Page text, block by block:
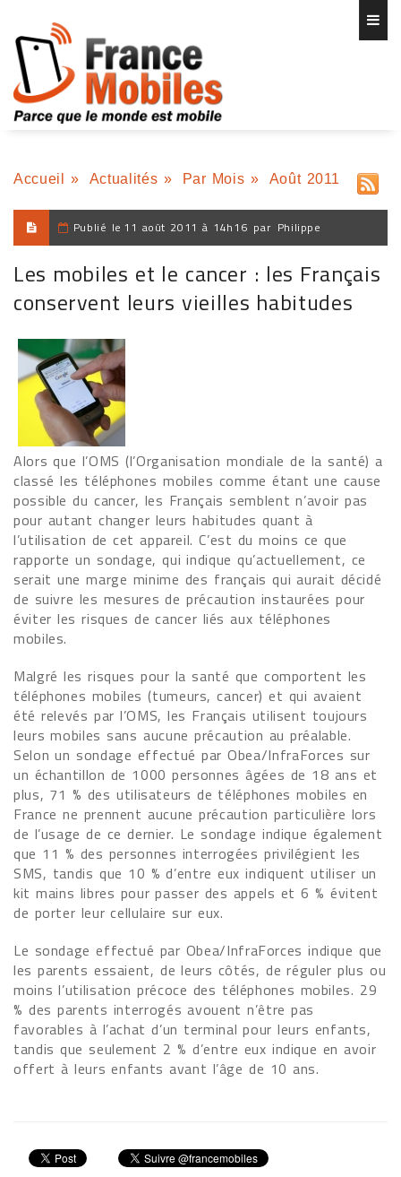
Accueil » Actualités » Par Mois » Août 2011
Publié le 11 août 2011 à 14h16 par Philippe
Les mobiles et le cancer : les Français
conservent leurs vieilles habitudes
Alors que l’OMS (l’Organisation mondiale de la santé) a
classé les téléphones mobiles comme étant une cause
possible du cancer, les Français semblent n’avoir pas
pour autant changer leurs habitudes quant à
l’utilisation de cet appareil. C’est du moins ce que
rapporte un sondage, qui indique qu’actuellement, ce
serait une marge minime des français qui aurait décidé
de suivre les mesures de précaution instaurées pour
éviter les risques de cancer liés aux téléphones
mobiles.
Malgré les risques pour la santé que comportent les
téléphones mobiles (tumeurs, cancer) et qui avaient
été relevés par l’OMS, les Français utilisent toujours
leurs mobiles sans aucune précaution au préalable.
Selon un sondage effectué par Obea/InfraForces sur
un échantillon de 1000 personnes âgées de 18 ans et
plus, 71 % des utilisateurs de téléphones mobiles en
France ne prennent aucune précaution particulière lors
de l’usage de ce dernier. Le sondage indique également
que 11 % des personnes interrogées privilégient les
SMS, tandis que 10 % d’entre eux indiquent utiliser un
kit mains libres pour passer des appels et 6 % évitent
de porter leur cellulaire sur eux.
Le sondage effectué par Obea/InfraForces indique que
les parents essaient, de leurs côtés, de réguler plus ou
moins l’utilisation précoce des téléphones mobiles. 29
% des parents interrogés avouent n’être pas
favorables à l’achat d’un terminal pour leurs enfants,
tandis que seulement 2 % d’entre eux indique en avoir
offert à leurs enfants avant l’âge de 10 ans.